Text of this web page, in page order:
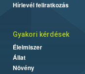
Hírlevél feliratkozás
Gyakori kérdések
Élelmiszer
Állat
Növény